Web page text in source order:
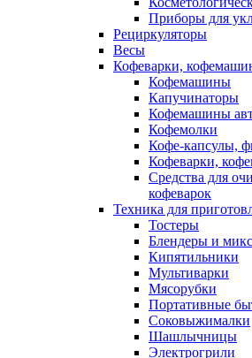
Приборы для
Рециркуляторы
Весы
Кофеварки,
Кофемашины
Капучинаторы
Кофемашины
Кофемолки
Кофе-капсулы,
Кофеварки,
Средства для
кофеварок
Техника для
Тостеры
Блендеры и
Кипятильники
Мультиварки
Мясорубки
Портативные
Соковыжималки
Шашлычницы
Электрогрили